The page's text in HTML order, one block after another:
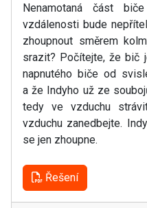
Nenamotaná část
vzdálenosti bude
zhoupnout směrem
srazit? Počítejte, že bič
napnutého biče od
a že Indyho už ze
tedy ve vzduchu
vzduchu zanedbejte.
se jen zhoupne.
Řešení